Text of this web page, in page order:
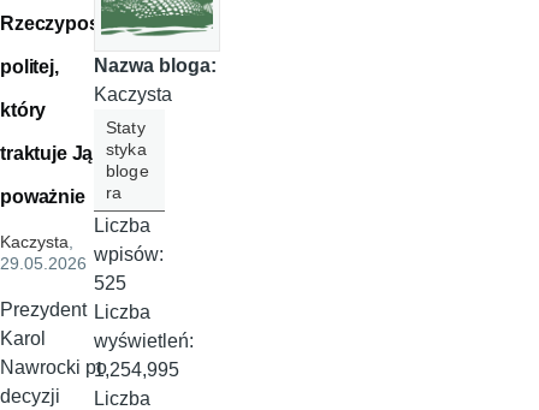
Rzeczypos
politej,
który
traktuje Ją
poważnie
Kaczysta,
29.05.2026
Prezydent
Karol
Nawrocki po
decyzji
Nazwa bloga:
Kaczysta
Staty
styka
bloge
ra
Liczba
wpisów:
525
Liczba
wyświetleń:
1,254,995
Liczba